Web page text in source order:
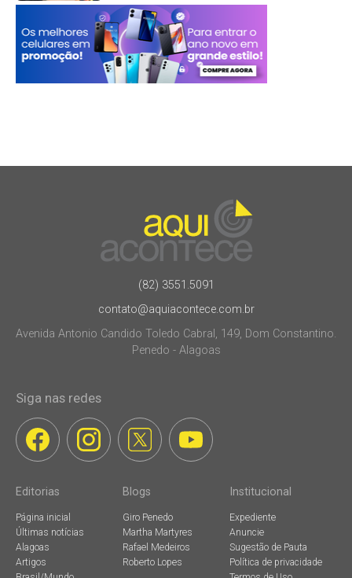
(82) 3551.5091
contato@aquiacontece.com.br
Avenida Antonio Candido Toledo Cabral, 149, Dom Constantino.
Penedo - Alagoas
Siga nas redes
Editorias
Página inicial
Últimas notícias
Alagoas
Artigos
Blogs
Giro Penedo
Martha Martyres
Rafael Medeiros
Roberto Lopes
Institucional
Expediente
Anuncie
Sugestão de Pauta
Política de privacidade